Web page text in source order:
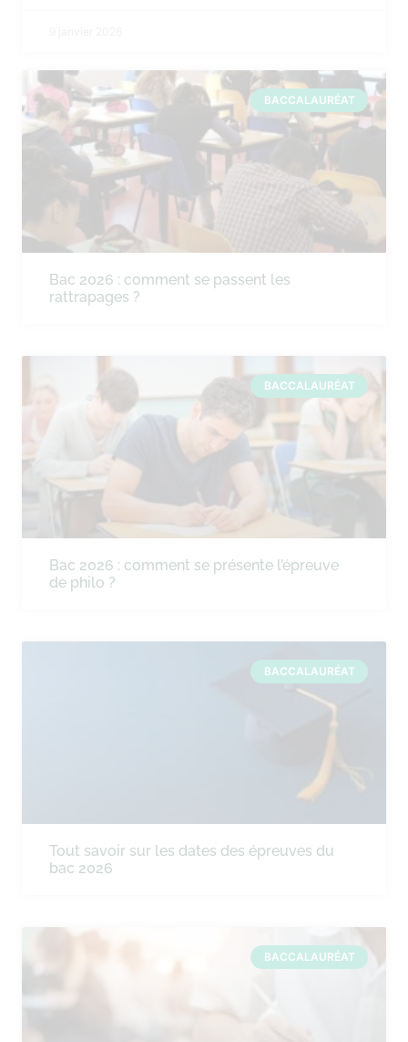
BACCALAURÉAT
Bac 2026 : comment se passent les
rattrapages ?
BACCALAURÉAT
Bac 2026 : comment se présente l’épreuve
de philo ?
BACCALAURÉAT
Tout savoir sur les dates des épreuves du
bac 2026
BACCALAURÉAT